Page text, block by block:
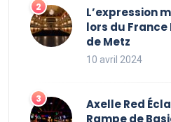
L’expression
lors du France
de Metz
10 avril 2024
Axelle Red
Rampe de